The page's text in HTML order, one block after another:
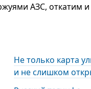
АЗС, откатим и
Не только карта
и не слишком